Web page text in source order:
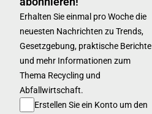
Erhalten Sie einmal pro Woche die
neuesten Nachrichten zu Trends,
Gesetzgebung, praktische Berichte
und mehr Informationen zum
Thema Recycling und
Abfallwirtschaft.
Erstellen Sie ein Konto um den